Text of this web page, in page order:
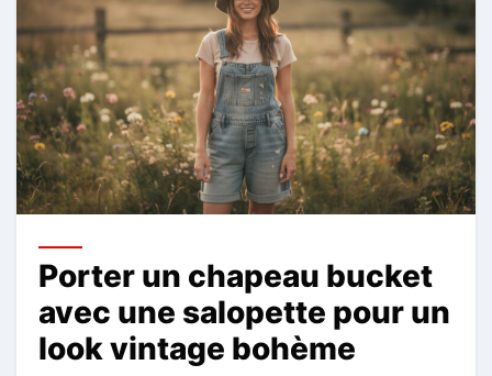
Porter un chapeau bucket
avec une salopette pour un
look vintage bohème